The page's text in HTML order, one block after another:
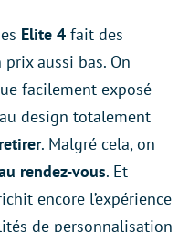
Elite 4 fait des
aussi bas. On
facilement exposé
design totalement
. Malgré cela, on
rendez-vous. Et
encore l’expérience
de personnalisation